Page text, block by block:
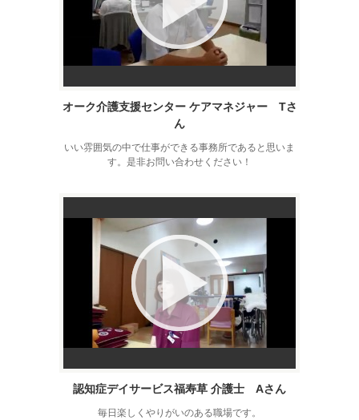
オーク介護支援センター ケアマネジャー Tさ
ん
いい雰囲気の中で仕事ができる事務所であると思いま
す。是非お問い合わせください！
認知症デイサービス福寿草 介護士 Aさん
毎日楽しくやりがいのある職場です。